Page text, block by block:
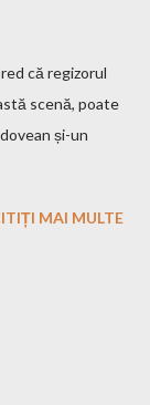
că regizorul
scenă, poate
și-un
MAI MULTE